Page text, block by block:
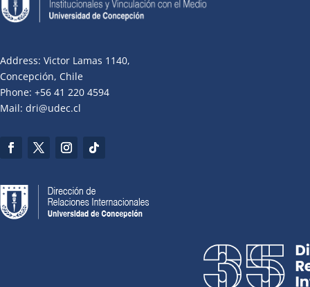
Address: Victor Lamas 1140,
Concepción, Chile
Phone: +56 41 220 4594
Mail: dri@udec.cl